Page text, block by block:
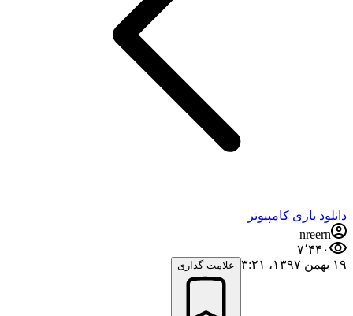
دانلود بازی کامپیوتر
nreern
۷٬۴۴۰
۱۹ بهمن ۱۳۹۷،‏ ۳:۲۱
علامت گذاری